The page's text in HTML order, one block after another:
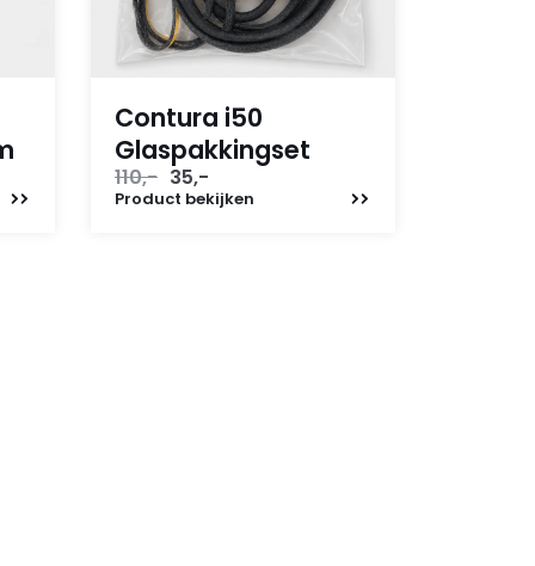
Contura i50
Glaspakkingset
110,- Oorspronkelijke
prijs
35,-
prijs
Product bekijken